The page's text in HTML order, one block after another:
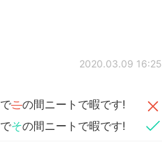
2020.03.09 16:25
この間ニートで暇です!
その間ニートで暇です!